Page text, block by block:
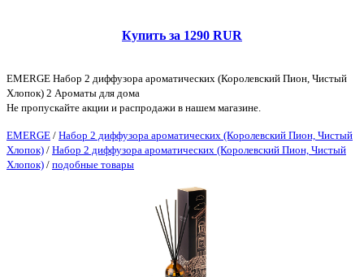
Купить за 1290 RUR
EMERGE Набор 2 диффузора ароматических (Королевский Пион, Чистый
Хлопок) 2 Ароматы для дома
Не пропускайте акции и распродажи в нашем магазине.
EMERGE / Набор 2 диффузора ароматических (Королевский Пион, Чистый
Хлопок) / Набор 2 диффузора ароматических (Королевский Пион, Чистый
Хлопок) / подобные товары